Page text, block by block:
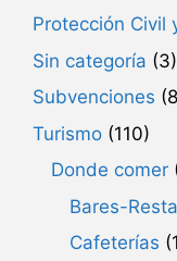
Protección Civil
Sin categoría (3)
Subvenciones
Turismo (110)
Donde comer
Bares-
Cafeterías